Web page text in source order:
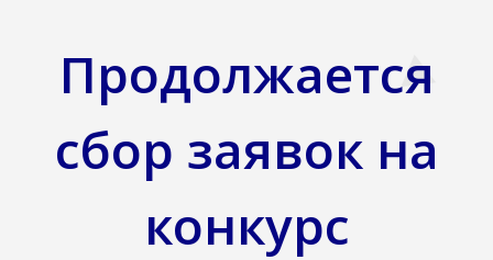
Продолжается
сбор заявок на
конкурс